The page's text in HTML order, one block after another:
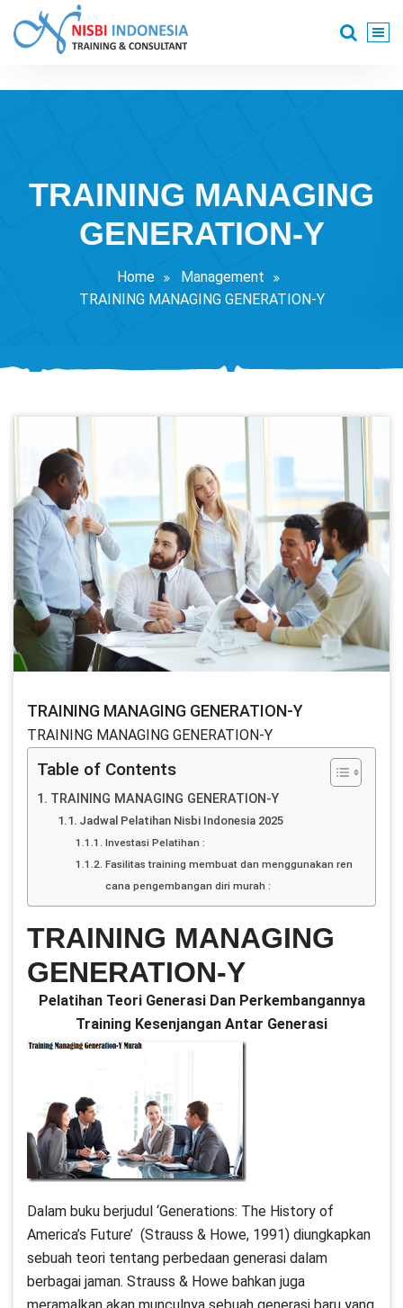
content
TRAINING MANAGING
GENERATION-Y
Home
Management
TRAINING MANAGING GENERATION-Y
TRAINING MANAGING GENERATION-Y
TRAINING MANAGING GENERATION-Y
Table of Contents
TRAINING MANAGING GENERATION-Y
Jadwal Pelatihan Nisbi Indonesia 2025
Investasi Pelatihan :
Fasilitas training membuat dan menggunakan ren
cana pengembangan diri murah :
TRAINING MANAGING
GENERATION-Y
Pelatihan Teori Generasi Dan Perkembangannya
Training Kesenjangan Antar Generasi
Dalam buku berjudul ‘Generations: The History of
America’s Future’ (Strauss & Howe, 1991) diungkapkan
sebuah teori tentang perbedaan generasi dalam
berbagai jaman. Strauss & Howe bahkan juga